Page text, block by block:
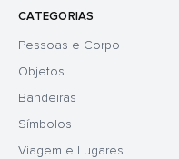
CATEGORIAS
Pessoas e Corpo
Objetos
Bandeiras
Símbolos
Viagem e Lugares